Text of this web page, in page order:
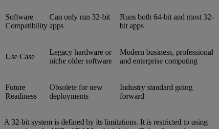
Software
Compatibility
Can only run 32-bit
apps
Runs both 64-bit and most 32-
bit apps
Use Case
Legacy hardware or
niche older software
Modern business, professional
and enterprise computing
Future
Readiness
Obsolete for new
deployments
Industry standard going
forward
A 32-bit system is defined by its limitations. It is restricted to using